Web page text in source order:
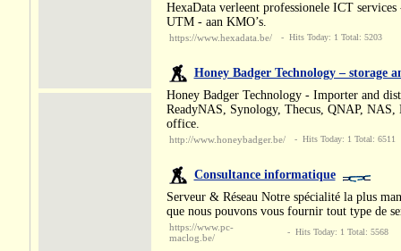
HexaData verleent professionele ICT
UTM - aan KMO’s.
https://www.hexadata.be/ - Hits Today: 1 Total: 5203
Honey Badger Technology – storage
Honey Badger Technology - Importer and
ReadyNAS, Synology, Thecus, QNAP,
office.
http://www.honeybadger.be/ - Hits Today: 1 Total: 6511
Consultance informatique
Serveur & Réseau Notre spécialité la plus
que nous pouvons vous fournir tout type de
https://www.pc-
maclog.be/
- Hits Today: 1 Total: 5568